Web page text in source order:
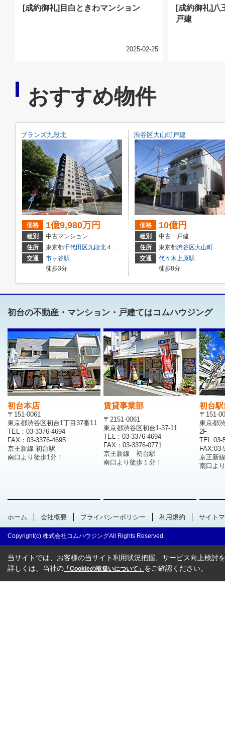
[成約御礼]目白ときわマンション
2025-02-25
[成約御礼]八
戸建
おすすめ物件
ブランズ九段北
価格 1億9,980万円
種別
中古マンション
住所
東京都千代田区九段北４丁目3-1１
交通
市ヶ谷駅
徒歩3分
渋谷区大山町戸建
価格 10億円
種別
中古一戸建
住所
東京都渋谷区大山町
交通
代々木上原駅
徒歩8分
初台の不動産・マンション・戸建てはコムハウジング
初台本店
〒151-0061
東京都渋谷区初台1丁目37番11
TEL：03-3376-4694
FAX：03-3376-4695
京王新線 初台駅
南口より徒歩1分！
賃貸事業部
〒2151-0061
東京都渋谷区初台1-37-11
TEL：03-3376-4694
FAX：03-3376-0771
京王新線 初台駅
南口より徒歩１分！
初台
〒151-
東京都
2F
TEL:03-
FAX:03-
京王新
南口よ
ホーム 会社概要 プライバシーポリシー 利用規約 サイト
Copyright(c) 株式会社コムハウジングAll Rights Reserved.
当サイトでは、お客様の当サイト利用状況把握、サービス向上検討
詳しくは、当社の 「Cookieの取扱いについて」 をご確認ください。